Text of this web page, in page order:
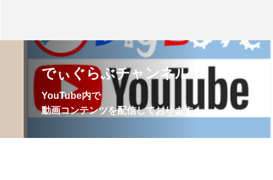
でぃぐらぶチャンネル
YouTube内で
​動画コンテンツを配信しております。